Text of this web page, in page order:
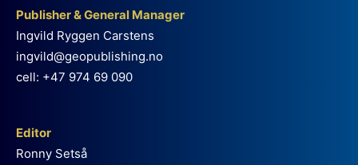
Publisher & General Manager
Ingvild Ryggen Carstens
ingvild@geopublishing.no
cell: +47 974 69 090
Editor
Ronny Setså